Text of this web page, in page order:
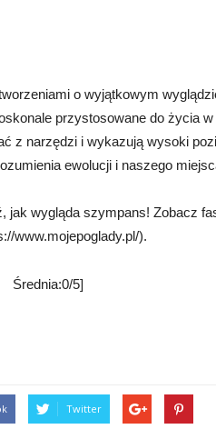
o wyjątkowym
przystosowane do życia
z narzędzi i wykazują wysoki
ewolucji i naszego
jak wygląda szympans! Zobacz
www.mojepoglady.pl/).
Średnia:0/5]
Twitter